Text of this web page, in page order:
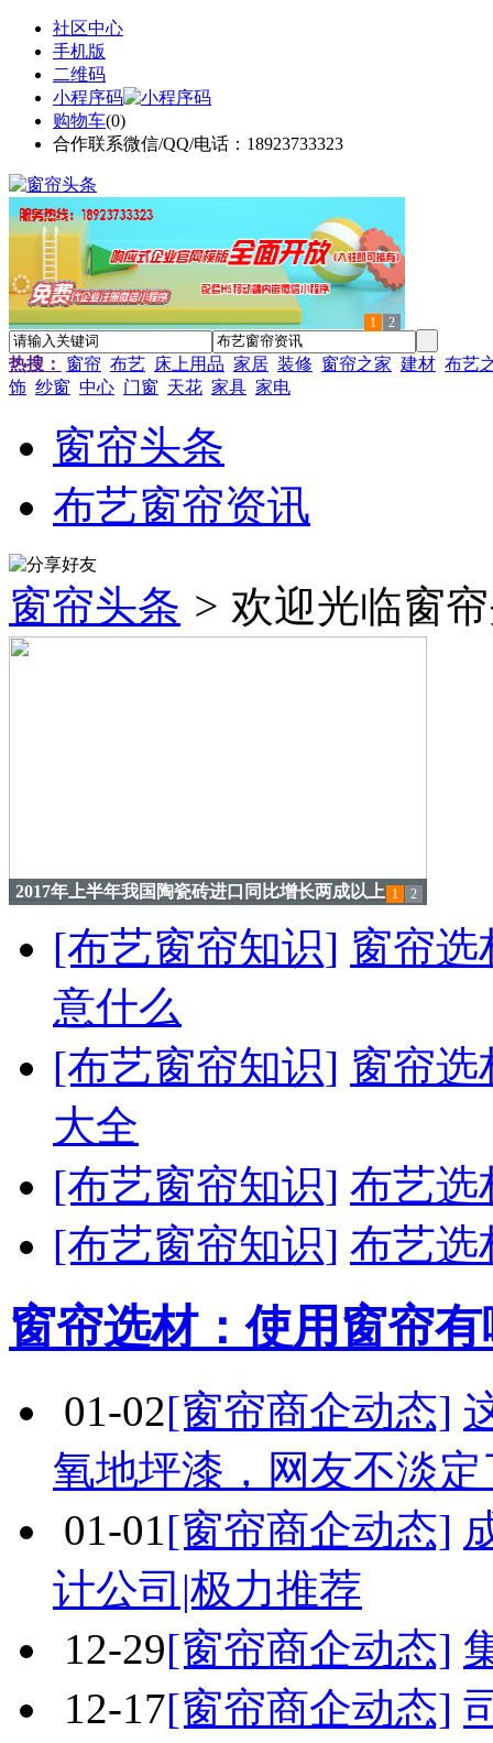
社区中心
手机版
二维码
小程序码
购物车(0)
合作联系微信/QQ/电话：18923733323
1 2
热搜： 窗帘 布艺 床上用品 家居 装修 窗帘之家 建材 布艺
饰 纱窗 中心 门窗 天花 家具 家电
窗帘头条
布艺窗帘资讯
窗帘头条 > 欢迎光临窗
2017年上半年我国陶瓷砖进口同比增长两成以上 1 2
[布艺窗帘知识] 窗帘选
意什么
[布艺窗帘知识] 窗帘选
大全
[布艺窗帘知识] 布艺选
[布艺窗帘知识] 布艺选
窗帘选材：使用窗帘
01-02[窗帘商企动态]
氧地坪漆，网友不淡定
01-01[窗帘商企动态]
计公司|极力推荐
12-29[窗帘商企动态]
12-17[窗帘商企动态]